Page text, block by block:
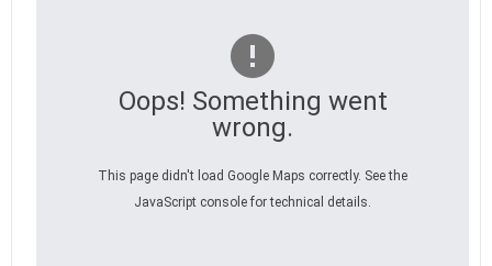
Oops! Something went
wrong.
This page didn't load Google Maps correctly. See the
JavaScript console for technical details.